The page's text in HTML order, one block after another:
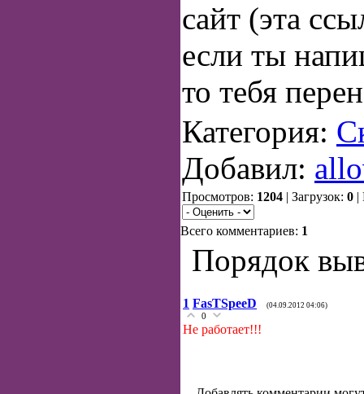
сайт (эта
если ты
то тебя
Категория:
Добавил:
Просмотров: 1204 | Загрузок: 0 |
Всего комментариев: 1
Порядок
1 FasTSpeeD (04.09.2012 04:06)
0
Не работает!!!